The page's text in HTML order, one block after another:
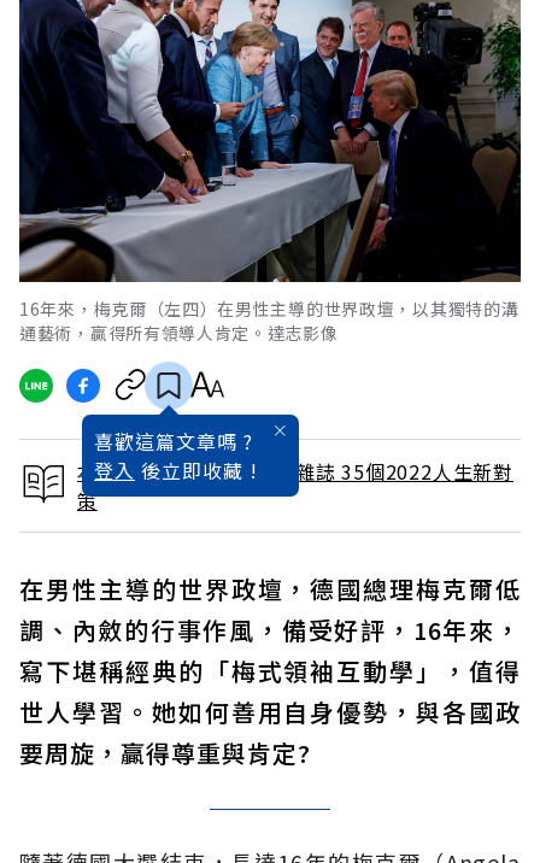
16年來，梅克爾（左四）在男性主導的世界政壇，以其獨特的溝
通藝術，贏得所有領導人肯定。達志影像
喜歡這篇文章嗎 ?
登入 後立即收藏 !
本文出自 2021 / 11月號雜誌 35個2022人生新對
策
在男性主導的世界政壇，德國總理梅克爾低
調、內斂的行事作風，備受好評，16年來，
寫下堪稱經典的「梅式領袖互動學」，值得
世人學習。她如何善用自身優勢，與各國政
要周旋，贏得尊重與肯定?